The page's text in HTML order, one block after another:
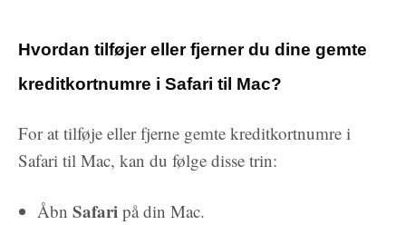
Hvordan tilføjer eller fjerner du dine gemte
kreditkortnumre i Safari til Mac?
For at tilføje eller fjerne gemte kreditkortnumre i
Safari til Mac, kan du følge disse trin:
Åbn Safari på din Mac.